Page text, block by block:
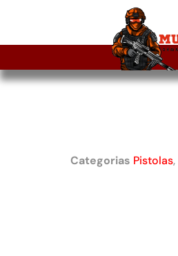
Categorias Pistolas,